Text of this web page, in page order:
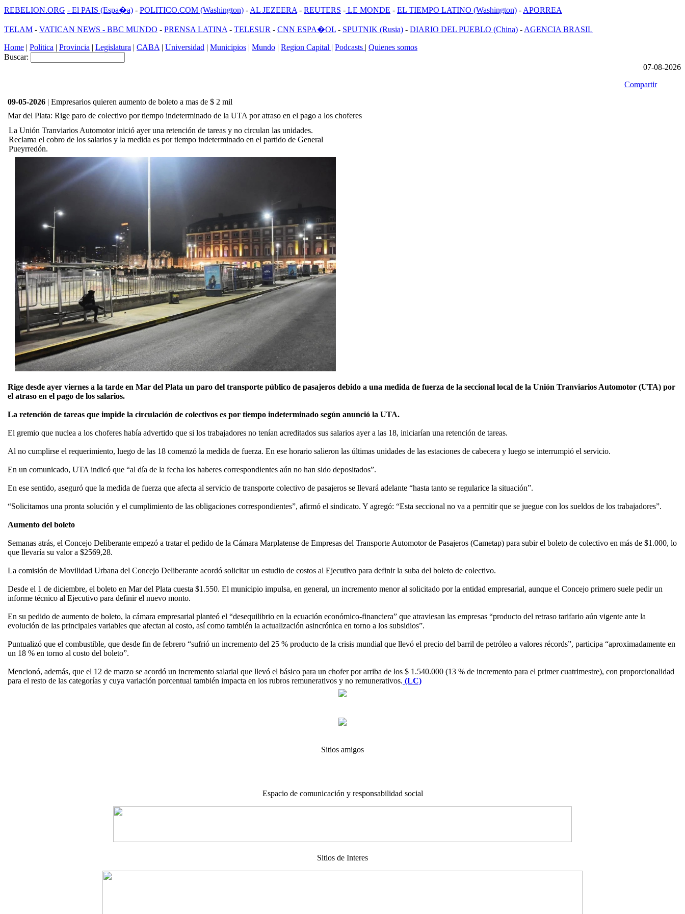
REBELION.ORG - El PAIS (Espa�a) - POLITICO.COM (Washington) - AL JEZEERA - REUTERS - LE MONDE - EL TIEMPO LATINO (Washington) - APORREA
TELAM - VATICAN NEWS - BBC MUNDO - PRENSA LATINA - TELESUR - CNN ESPA�OL - SPUTNIK (Rusia) - DIARIO DEL PUEBLO (China) - AGENCIA BRASIL
Home | Politica | Provincia | Legislatura | CABA | Universidad | Municipios | Mundo | Region Capital | Podcasts | Quienes somos
Buscar:
07-08-2026
Compartir
09-05-2026 | Empresarios quieren aumento de boleto a mas de $ 2 mil
Mar del Plata: Rige paro de colectivo por tiempo indeterminado de la UTA por atraso en el pago a los choferes
La Unión Tranviarios Automotor inició ayer una retención de tareas y no circulan las unidades.
Reclama el cobro de los salarios y la medida es por tiempo indeterminado en el partido de General
Pueyrredón.
Rige desde ayer viernes a la tarde en Mar del Plata un paro del transporte público de pasajeros debido a una medida de fuerza de la seccional local de la Unión Tranviarios Automotor (UTA) por
el atraso en el pago de los salarios.
La retención de tareas que impide la circulación de colectivos es por tiempo indeterminado según anunció la UTA.
El gremio que nuclea a los choferes había advertido que si los trabajadores no tenían acreditados sus salarios ayer a las 18, iniciarían una retención de tareas.
Al no cumplirse el requerimiento, luego de las 18 comenzó la medida de fuerza. En ese horario salieron las últimas unidades de las estaciones de cabecera y luego se interrumpió el servicio.
En un comunicado, UTA indicó que “al día de la fecha los haberes correspondientes aún no han sido depositados”.
En ese sentido, aseguró que la medida de fuerza que afecta al servicio de transporte colectivo de pasajeros se llevará adelante “hasta tanto se regularice la situación”.
“Solicitamos una pronta solución y el cumplimiento de las obligaciones correspondientes”, afirmó el sindicato. Y agregó: “Esta seccional no va a permitir que se juegue con los sueldos de los trabajadores”.
Aumento del boleto
Semanas atrás, el Concejo Deliberante empezó a tratar el pedido de la Cámara Marplatense de Empresas del Transporte Automotor de Pasajeros (Cametap) para subir el boleto de colectivo en más de $1.000, lo
que llevaría su valor a $2569,28.
La comisión de Movilidad Urbana del Concejo Deliberante acordó solicitar un estudio de costos al Ejecutivo para definir la suba del boleto de colectivo.
Desde el 1 de diciembre, el boleto en Mar del Plata cuesta $1.550. El municipio impulsa, en general, un incremento menor al solicitado por la entidad empresarial, aunque el Concejo primero suele pedir un
informe técnico al Ejecutivo para definir el nuevo monto.
En su pedido de aumento de boleto, la cámara empresarial planteó el “desequilibrio en la ecuación económico-financiera” que atraviesan las empresas “producto del retraso tarifario aún vigente ante la
evolución de las principales variables que afectan al costo, así como también la actualización asincrónica en torno a los subsidios”.
Puntualizó que el combustible, que desde fin de febrero “sufrió un incremento del 25 % producto de la crisis mundial que llevó el precio del barril de petróleo a valores récords”, participa “aproximadamente en
un 18 % en torno al costo del boleto”.
Mencionó, además, que el 12 de marzo se acordó un incremento salarial que llevó el básico para un chofer por arriba de los $ 1.540.000 (13 % de incremento para el primer cuatrimestre), con proporcionalidad
para el resto de las categorías y cuya variación porcentual también impacta en los rubros remunerativos y no remunerativos. (LC)
Sitios amigos
Espacio de comunicación y responsabilidad social
Sitios de Interes